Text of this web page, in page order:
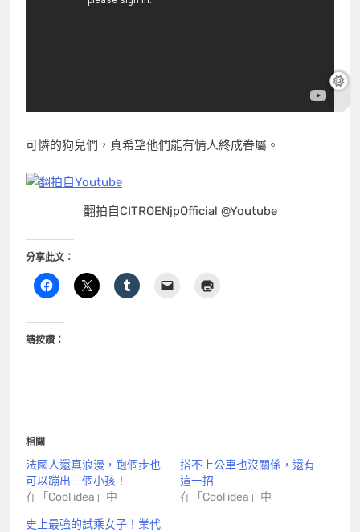
可憐的狗兒們，真希望他們能有情人終成眷屬。
翻拍自CITROENjpOfficial @Youtube
分享此文：
請按讚：
相關
法國人還真浪漫，跑個步也
可以蹦出三個小孩！
在「Cool idea」中
搭不上公車也沒關係，還有
這一招
在「Cool idea」中
史上最強的試乘女子！業代